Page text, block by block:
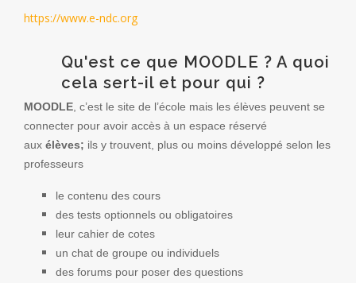
https://www.e-ndc.org
Qu'est ce que MOODLE ? A quoi
cela sert-il et pour qui ?
MOODLE , c’est le site de l’école mais les élèves peuvent se
connecter pour avoir accès à un espace réservé
aux élèves; ils y trouvent, plus ou moins développé selon les
professeurs
le contenu des cours
des tests optionnels ou obligatoires
leur cahier de cotes
un chat de groupe ou individuels
des forums pour poser des questions